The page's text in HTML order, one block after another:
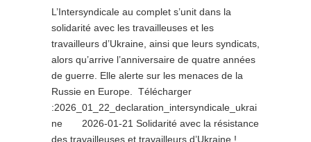
L’Intersyndicale au complet s’unit dans la
solidarité avec les travailleuses et les
travailleurs d’Ukraine, ainsi que leurs syndicats,
alors qu’arrive l’anniversaire de quatre années
de guerre. Elle alerte sur les menaces de la
Russie en Europe. Télécharger
:2026_01_22_declaration_intersyndicale_ukrai
ne 2026-01-21 Solidarité avec la résistance
des travailleuses et travailleurs d’Ukraine !